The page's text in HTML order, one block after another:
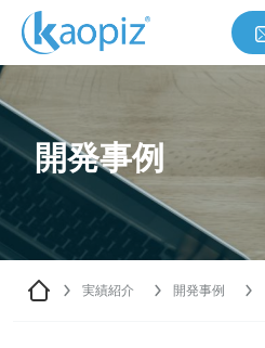
開発事例
実績紹介 開発事例